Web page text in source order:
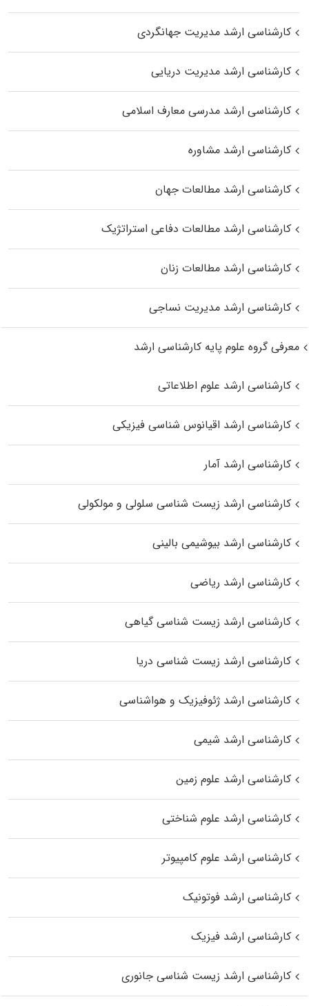
کارشناسی ارشد مدیریت جهانگردی
کارشناسی ارشد مدیریت دریایی
کارشناسی ارشد مدرسی معارف اسلامی
کارشناسی ارشد مشاوره
کارشناسی ارشد مطالعات جهان
کارشناسی ارشد مطالعات دفاعی استراتژیک
کارشناسی ارشد مطالعات زنان
کارشناسی ارشد مدیریت نساجی
معرفی گروه علوم پایه کارشناسی ارشد
کارشناسی ارشد علوم اطلاعاتی
کارشناسی ارشد اقیانوس‌ شناسی فیزیکی
کارشناسی ارشد آمار
کارشناسی ارشد زیست شناسی سلولی و مولکولی
کارشناسی ارشد بیوشیمی بالینی
کارشناسی ارشد ریاضی
کارشناسی ارشد زیست‌ شناسی گیاهی
کارشناسی ارشد زیست‌ شناسی دریا
کارشناسی ارشد ژئوفیزیک و هواشناسی
کارشناسی ارشد شیمی
کارشناسی ارشد علوم زمین
کارشناسی ارشد علوم شناختی
کارشناسی ارشد علوم کامپیوتر
کارشناسی ارشد فوتونیک
کارشناسی ارشد فیزیک
کارشناسی ارشد زیست‌ شناسی جانوری